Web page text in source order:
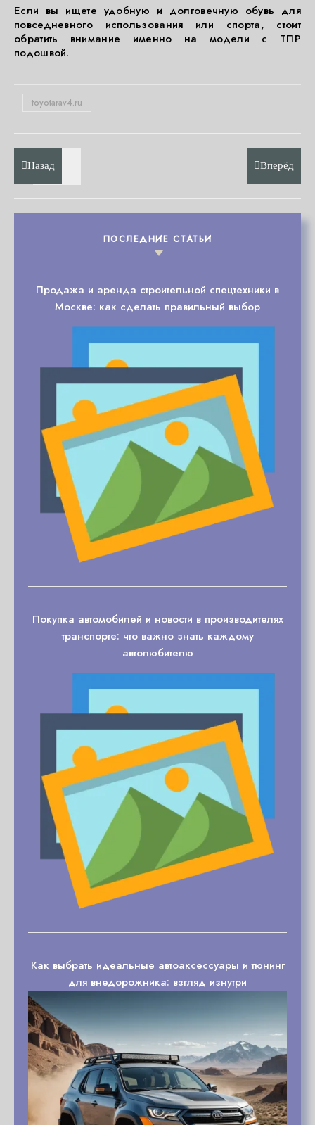
Если вы ищете удобную и долговечную обувь для
повседневного использования или спорта, стоит
обратить внимание именно на модели с ТПР
подошвой.
toyotarav4.ru
Назад Вперёд
ПОСЛЕДНИЕ СТАТЬИ
Продажа и аренда строительной спецтехники в
Москве: как сделать правильный выбор
Покупка автомобилей и новости в производителях
транспорте: что важно знать каждому
автолюбителю
Как выбрать идеальные автоаксессуары и тюнинг
для внедорожника: взгляд изнутри